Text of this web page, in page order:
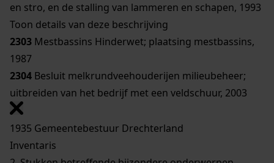
en stro, en de stalling van lammeren en schapen, 1993
Toon details van deze beschrijving
2303 Mestbassins Hinderwet; plaatsing mestbassins,
1987
2304 Besluit melkrundveehouderijen milieubeheer;
uitbreiden van het bedrijf met een veldschuur, 2003
1935 Gemeentebestuur Drechterland
Inventaris